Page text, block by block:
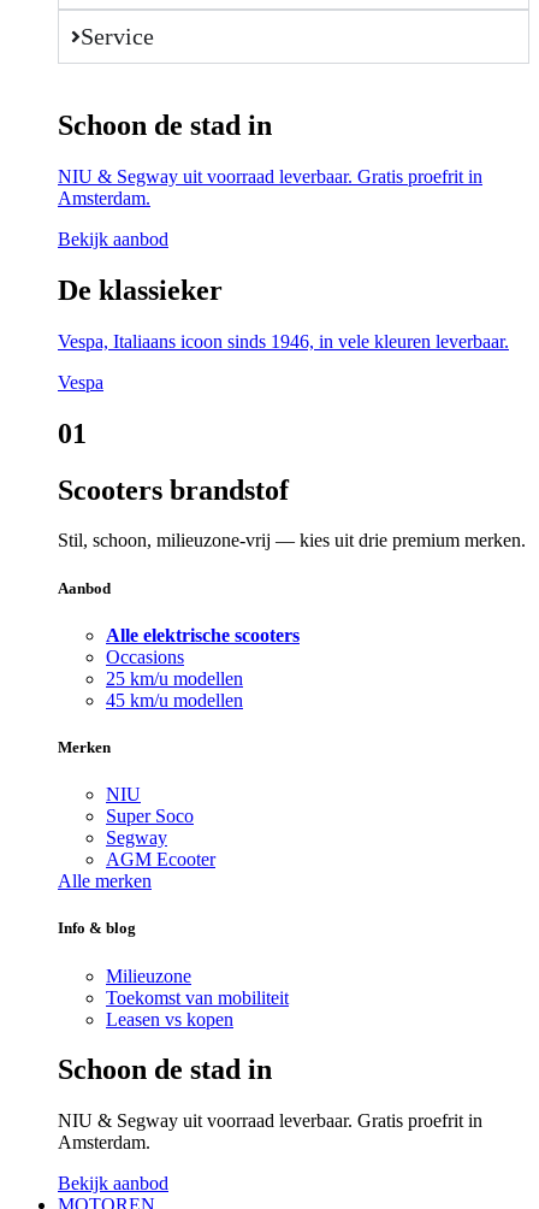
Service
Schoon de stad in
NIU & Segway uit voorraad leverbaar. Gratis proefrit in
Amsterdam.
Bekijk aanbod
De klassieker
Vespa, Italiaans icoon sinds 1946, in vele kleuren leverbaar.
Vespa
01
Scooters brandstof
Stil, schoon, milieuzone-vrij — kies uit drie premium merken.
Aanbod
Alle elektrische scooters
Occasions
25 km/u modellen
45 km/u modellen
Merken
NIU
Super Soco
Segway
AGM Ecooter
Alle merken
Info & blog
Milieuzone
Toekomst van mobiliteit
Leasen vs kopen
Schoon de stad in
NIU & Segway uit voorraad leverbaar. Gratis proefrit in
Amsterdam.
Bekijk aanbod